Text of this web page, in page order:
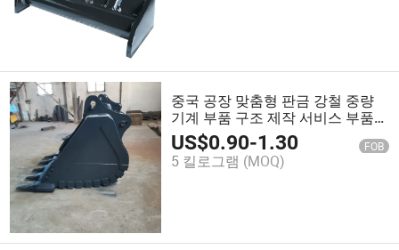
중국 공장 맞춤형 판금 강철 중량
기계 부품 구조 제작 서비스 부품
용접 서비스
US$0.90-1.30 FOB
5 킬로그램 (MOQ)